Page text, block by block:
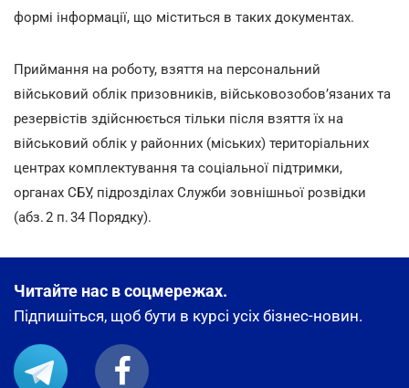
формі інформації, що міститься в таких документах.
Приймання на роботу, взяття на персональний
військовий облік призовників, військовозобов’язаних та
резервістів здійснюється тільки після взяття їх на
військовий облік у районних (міських) територіальних
центрах комплектування та соціальної підтримки,
органах СБУ, підрозділах Служби зовнішньої розвідки
(абз. 2 п. 34 Порядку).
Читайте нас в соцмережах.
Підпишіться, щоб бути в курсі усіх бізнес-новин.